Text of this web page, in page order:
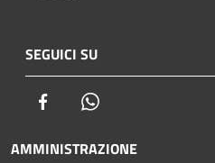
SEGUICI SU
Facebook
AMMINISTRAZIONE